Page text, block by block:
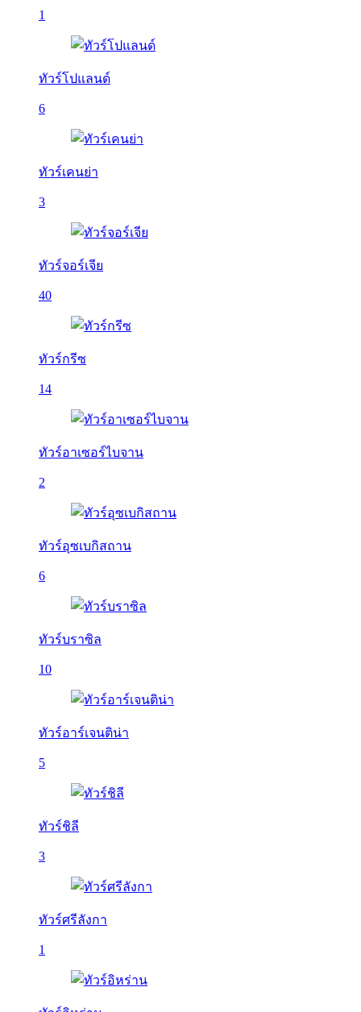
1
ทัวร์โปแลนด์
6
ทัวร์เคนย่า
3
ทัวร์จอร์เจีย
40
ทัวร์กรีซ
14
ทัวร์อาเซอร์ไบจาน
2
ทัวร์อุซเบกิสถาน
6
ทัวร์บราซิล
10
ทัวร์อาร์เจนติน่า
5
ทัวร์ชิลี
3
ทัวร์ศรีลังกา
1